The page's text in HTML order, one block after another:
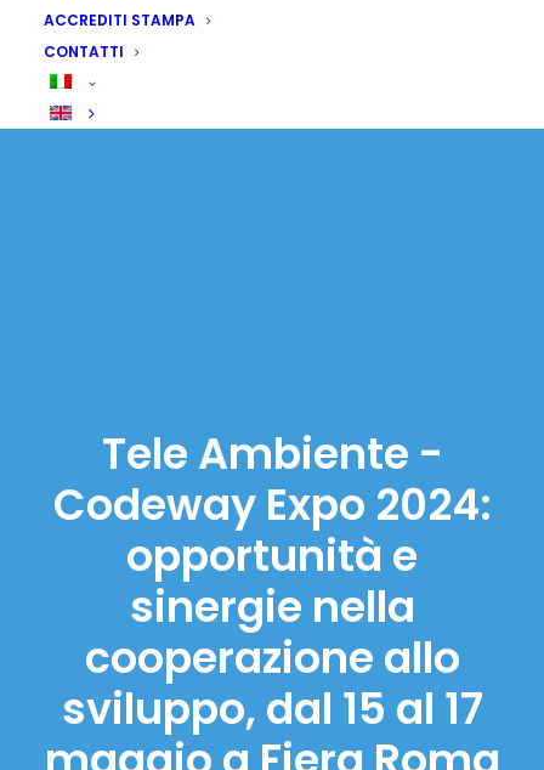
ACCREDITI STAMPA
CONTATTI
Tele Ambiente -
Codeway Expo 2024:
opportunità e
sinergie nella
cooperazione allo
sviluppo, dal 15 al 17